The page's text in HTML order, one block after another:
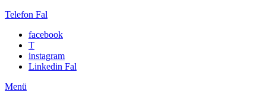
Telefon Fal
facebook
T
instagram
Linkedin Fal
Menü